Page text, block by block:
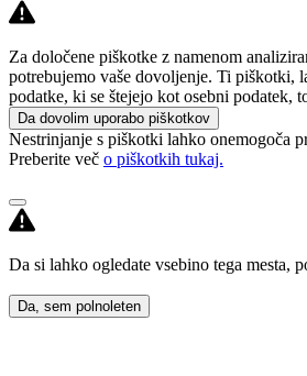
Za določene piškotke z namenom
potrebujemo vaše dovoljenje. Ti piškotki,
podatke, ki se štejejo kot osebni podatek,
Da dovolim uporabo piškotkov
Nestrinjanje s piškotki lahko onemogoča
Preberite več o piškotkih tukaj.
Da si lahko ogledate vsebino tega mesta,
Da, sem polnoleten